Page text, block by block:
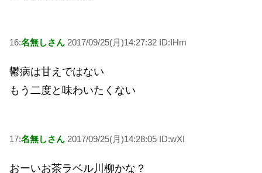
16:名無しさん 2017/09/25(月)14:27:32 ID:IHm
鬱病は甘えではない
もう二度と味わいたくない
17:名無しさん 2017/09/25(月)14:28:05 ID:wXI
おーいお茶ラベル川柳かな？